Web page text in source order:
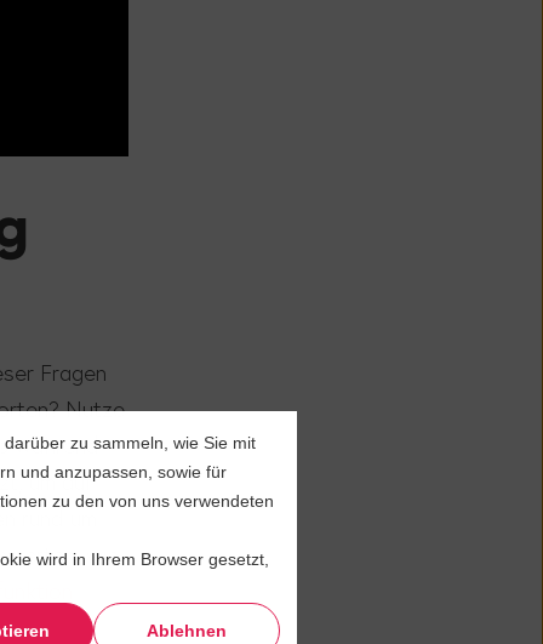
zu sammeln, wie Sie mit
und anzupassen, sowie für
zu den von uns verwendeten
wird in Ihrem Browser gesetzt,
Ablehnen
Fragen
Nutze
während
um auf
wie